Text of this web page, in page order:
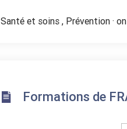
Santé et soins , Prévention ·
Formations de